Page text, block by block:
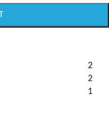
2
2
1